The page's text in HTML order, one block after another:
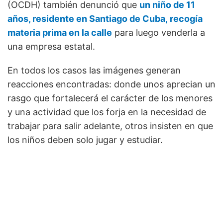
(OCDH) también denunció que un niño de 11
años, residente en Santiago de Cuba, recogía
materia prima en la calle para luego venderla a
una empresa estatal.
En todos los casos las imágenes generan
reacciones encontradas: donde unos aprecian un
rasgo que fortalecerá el carácter de los menores
y una actividad que los forja en la necesidad de
trabajar para salir adelante, otros insisten en que
los niños deben solo jugar y estudiar.